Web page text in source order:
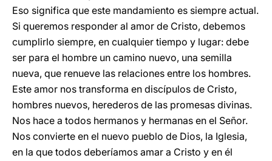
Eso significa que este mandamiento es siempre actual.
Si queremos responder al amor de Cristo, debemos
cumplirlo siempre, en cualquier tiempo y lugar: debe
ser para el hombre un camino nuevo, una semilla
nueva, que renueve las relaciones entre los hombres.
Este amor nos transforma en discípulos de Cristo,
hombres nuevos, herederos de las promesas divinas.
Nos hace a todos hermanos y hermanas en el Señor.
Nos convierte en el nuevo pueblo de Dios, la Iglesia,
en la que todos deberíamos amar a Cristo y en él